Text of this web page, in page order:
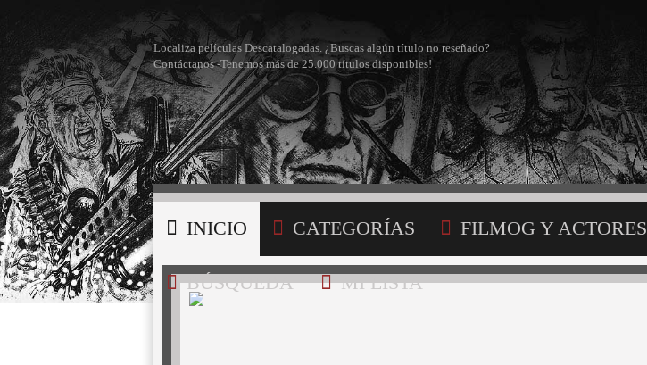
Localiza películas Descatalogadas. ¿Buscas algún título no reseñado?
Contáctanos -Tenemos más de 25.000 títulos disponibles!
INICIO CATEGORÍAS FILMOG Y ACTORES
BÚSQUEDA MI LISTA